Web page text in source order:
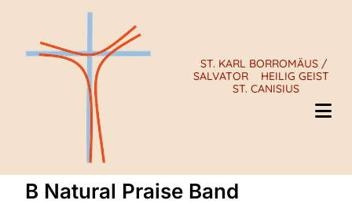
ST. KARL BORROMÄUS /
SALVATOR
HEILIG GEIST
ST. CANISIUS
B Natural Praise Band